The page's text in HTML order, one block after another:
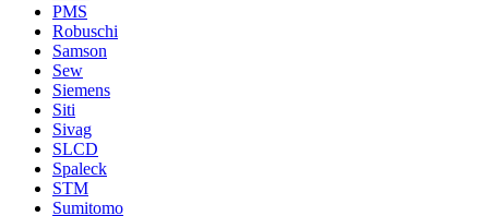
PMS
Robuschi
Samson
Sew
Siemens
Siti
Sivag
SLCD
Spaleck
STM
Sumitomo